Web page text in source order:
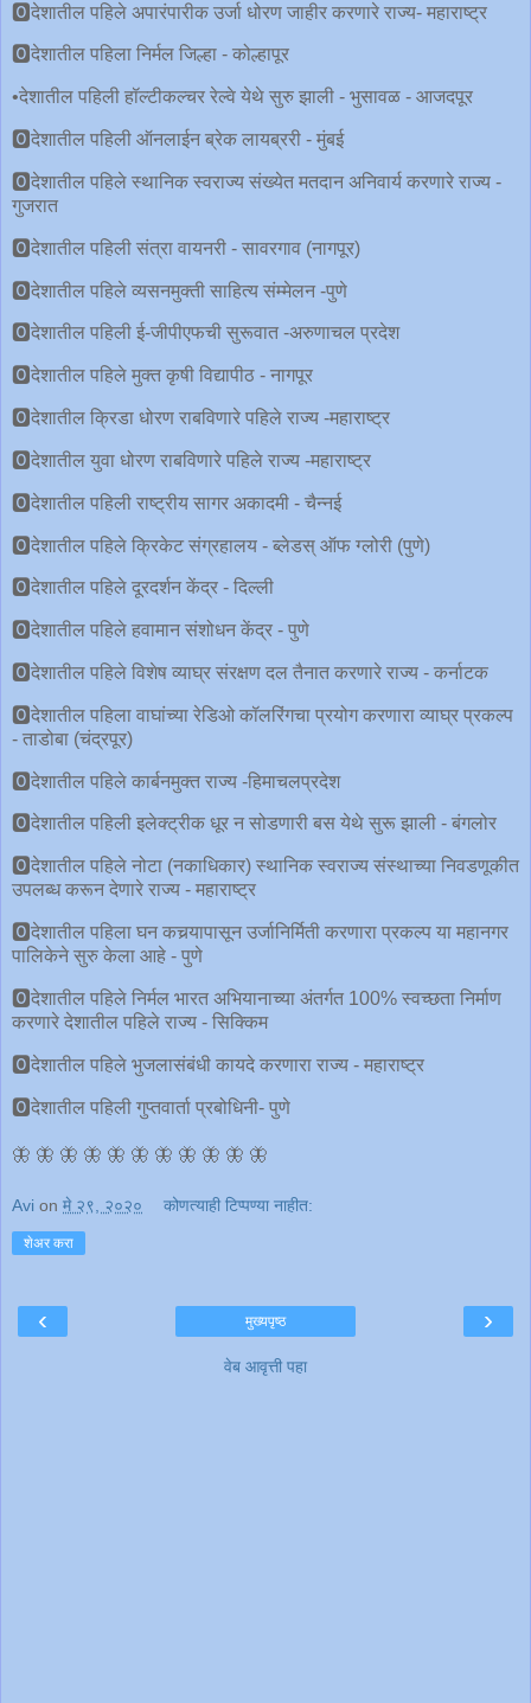
🅾देशातील पहिले अपारंपारीक उर्जा धोरण जाहीर करणारे राज्य- महाराष्ट्र
🅾देशातील पहिला निर्मल जिल्हा - कोल्हापूर
•देशातील पहिली हॉल्टीकल्चर रेल्वे येथे सुरु झाली - भुसावळ - आजदपूर
🅾देशातील पहिली ऑनलाईन ब्रेक लायब्ररी - मुंबई
🅾देशातील पहिले स्थानिक स्वराज्य संख्येत मतदान अनिवार्य करणारे राज्य -
गुजरात
🅾देशातील पहिली संत्रा वायनरी - सावरगाव (नागपूर)
🅾देशातील पहिले व्यसनमुक्ती साहित्य संम्मेलन -पुणे
🅾देशातील पहिली ई-जीपीएफची सुरूवात -अरुणाचल प्रदेश
🅾देशातील पहिले मुक्त कृषी विद्यापीठ - नागपूर
🅾देशातील क्रिडा धोरण राबविणारे पहिले राज्य -महाराष्ट्र
🅾देशातील युवा धोरण राबविणारे पहिले राज्य -महाराष्ट्र
🅾देशातील पहिली राष्ट्रीय सागर अकादमी - चैन्नई
🅾देशातील पहिले क्रिकेट संग्रहालय - ब्लेडस् ऑफ ग्लोरी (पुणे)
🅾देशातील पहिले दूरदर्शन केंद्र - दिल्ली
🅾देशातील पहिले हवामान संशोधन केंद्र - पुणे
🅾देशातील पहिले विशेष व्याघ्र संरक्षण दल तैनात करणारे राज्य - कर्नाटक
🅾देशातील पहिला वाघांच्या रेडिओ कॉलरिंगचा प्रयोग करणारा व्याघ्र प्रकल्प
- ताडोबा (चंद्रपूर)
🅾देशातील पहिले कार्बनमुक्त राज्य -हिमाचलप्रदेश
🅾देशातील पहिली इलेक्ट्रीक धूर न सोडणारी बस येथे सुरू झाली - बंगलोर
🅾देशातील पहिले नोटा (नकाधिकार) स्थानिक स्वराज्य संस्थाच्या निवडणूकीत
उपलब्ध करून देणारे राज्य - महाराष्ट्र
🅾देशातील पहिला घन कचर्‍यापासून उर्जानिर्मिती करणारा प्रकल्प या महानगर
पालिकेने सुरु केला आहे - पुणे
🅾देशातील पहिले निर्मल भारत अभियानाच्या अंतर्गत 100% स्वच्छता निर्माण
करणारे देशातील पहिले राज्य - सिक्किम
🅾देशातील पहिले भुजलासंबंधी कायदे करणारा राज्य - महाराष्ट्र
🅾देशातील पहिली गुप्तवार्ता प्रबोधिनी- पुणे
🦋 🦋 🦋 🦋 🦋 🦋 🦋 🦋 🦋 🦋 🦋
Avi on मे २९, २०२० कोणत्याही टिप्पण्‍या नाहीत:
शेअर करा
‹ ›
मुख्यपृष्ठ
वेब आवृत्ती पहा